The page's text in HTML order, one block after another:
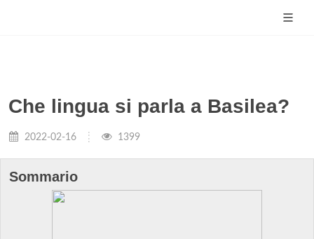
Che lingua si parla a Basilea?
2022-02-16 1399
Sommario